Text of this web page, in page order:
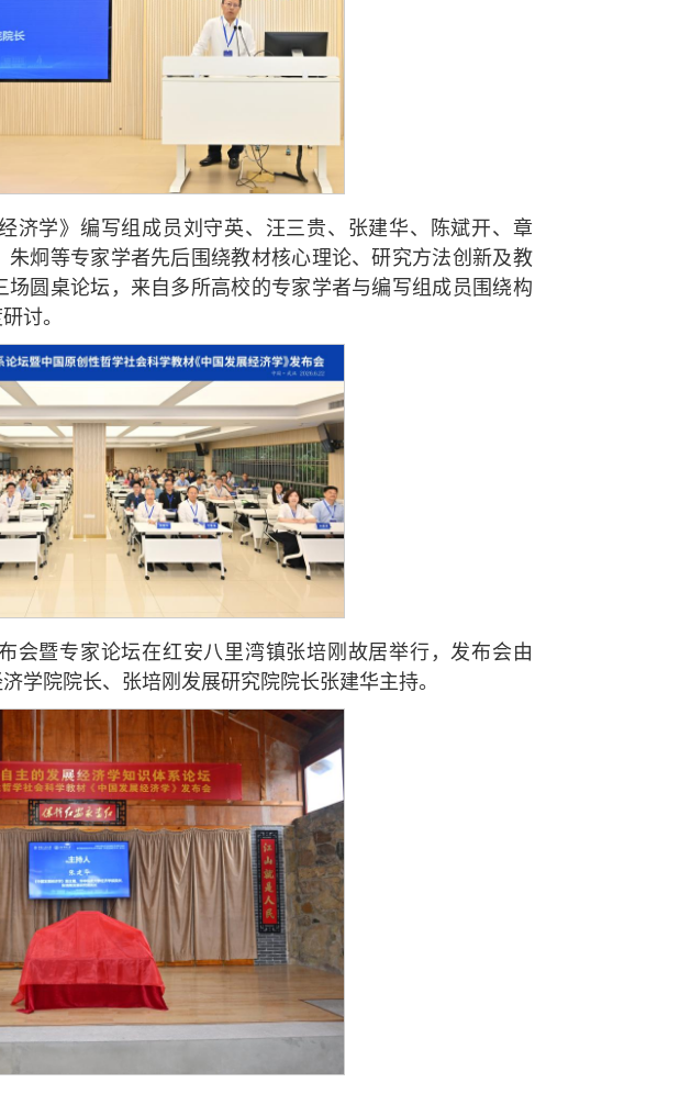
济学》编写组成员刘守英、汪三贵、张建华、陈斌开、章
炯等专家学者先后围绕教材核心理论、研究方法创新及教
圆桌论坛，来自多所高校的专家学者与编写组成员围绕构
讨。
会暨专家论坛在红安八里湾镇张培刚故居举行，发布会由
学院院长、张培刚发展研究院院长张建华主持。